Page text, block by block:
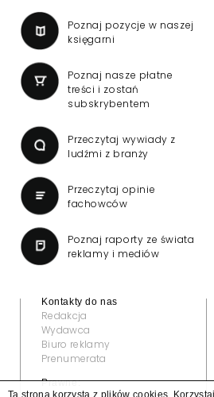
Poznaj pozycje w naszej
księgarni
Poznaj nasze płatne
treści i zostań
subskrybentem
Przeczytaj wywiady z
ludźmi z branży
Przeczytaj opinie
fachowców
Poznaj raporty ze świata
reklamy i mediów
Kontakty do nas
Redakcja
Wydawca
Biuro reklamy
Prenumerata
Prawne:
Ta strona korzysta z plików cookies.